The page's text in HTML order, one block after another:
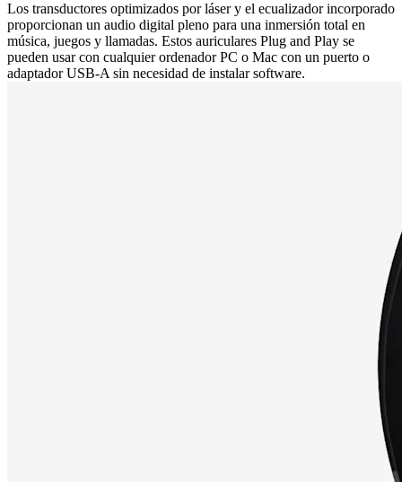
Los transductores optimizados por láser y el ecualizador incorporado
proporcionan un audio digital pleno para una inmersión total en
música, juegos y llamadas. Estos auriculares Plug and Play se
pueden usar con cualquier ordenador PC o Mac con un puerto o
adaptador USB-A sin necesidad de instalar software.